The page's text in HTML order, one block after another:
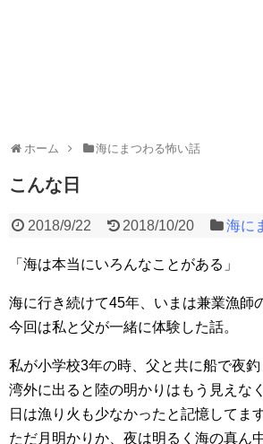
ホーム 海にまつわる怖い話
こんな日
2018/9/22 2018/10/20 海に
「海は本当にいろんなことがある」
海に行き続けて45年、いまは兼業漁師
今回は私と父が一緒に体験した話。
私が小学校3年の時、父と共に船で夜釣
湾外に出ると陸の明かりはもう見えな
日は漁り火も少なかったと記憶してます
ただ月明かりか、夜は明るく海の真ん